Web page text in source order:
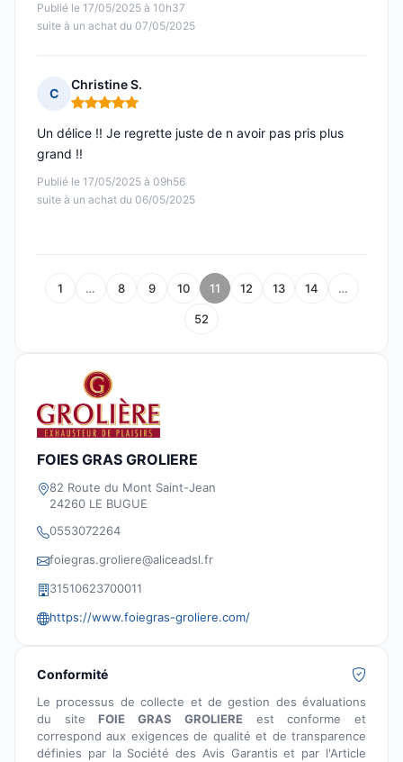
Publié le 17/05/2025 à 10h37
suite à un achat du 07/05/2025
C
Christine S.
Note : 5 sur 5
Publié le 17/05/2025 à 09h56
suite à un achat du 06/05/2025
Un délice !! Je regrette juste de n avoir pas pris plus
grand !!
1 … 8 9 10 11 12 13 14 …
52
FOIES GRAS GROLIERE
82 Route du Mont Saint-Jean
24260 LE BUGUE
0553072264
foiegras.groliere@aliceadsl.fr
31510623700011
https://www.foiegras-groliere.com/
Conformité
Le processus de collecte et de gestion des évaluations
du siteFOIE GRAS GROLIEREest conforme et
correspond aux exigences de qualité et de transparence
définies par la Société des Avis Garantis et par l'Article